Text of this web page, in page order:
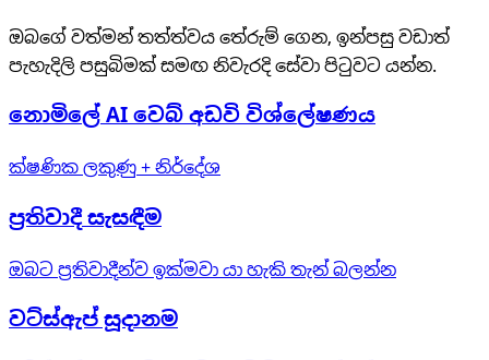
ඔබගේ වත්මන් තත්ත්වය තේරුම් ගෙන, ඉන්පසු වඩාත්
පැහැදිලි පසුබිමක් සමඟ නිවැරදි සේවා පිටුවට යන්න.
නොමිලේ AI වෙබ් අඩවි විශ්ලේෂණය
ක්ෂණික ලකුණු + නිර්දේශ
ප්‍රතිවාදී සැසඳීම
ඔබට ප්‍රතිවාදීන්ව ඉක්මවා යා හැකි තැන් බලන්න
වට්ස්ඇප් සූදානම